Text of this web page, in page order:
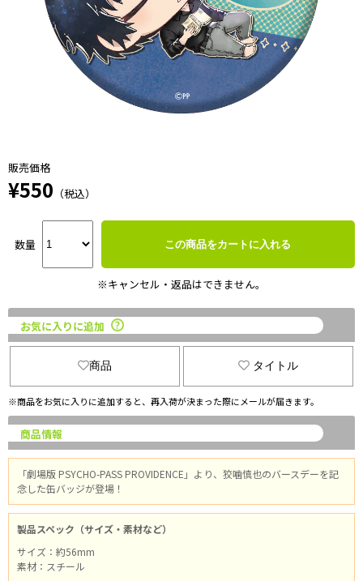
販売価格
¥550 （税込）
数量 この商品をカートに入れる
※キャンセル・返品はできません。
お気に入りに追加
商品 タイトル
※商品をお気に入りに追加すると、再入荷が決まった際にメールが届きます。
商品情報
「劇場版 PSYCHO-PASS PROVIDENCE」より、狡噛慎也のバースデーを記
念した缶バッジが登場！
製品スペック（サイズ・素材など）
サイズ：約56mm
素材：スチール